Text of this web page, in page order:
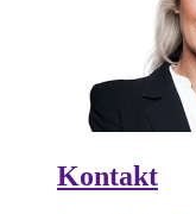
Kontakt